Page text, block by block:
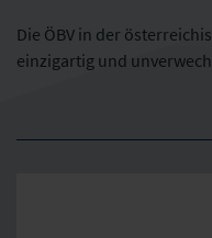
Die ÖBV in der
einzigartig und